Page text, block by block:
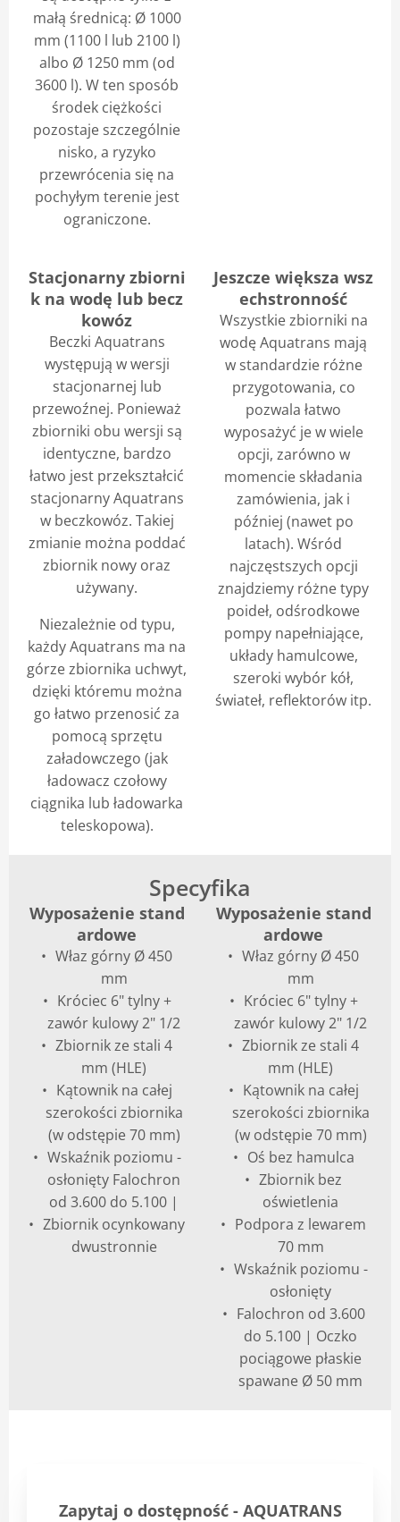
małą średnicą: Ø 1000
mm (1100 l lub 2100 l)
albo Ø 1250 mm (od
3600 l). W ten sposób
środek ciężkości
pozostaje szczególnie
nisko, a ryzyko
przewrócenia się na
pochyłym terenie jest
ograniczone.
Stacjonarny zbiorni
k na wodę lub becz
kowóz
Beczki Aquatrans
występują w wersji
stacjonarnej lub
przewoźnej. Ponieważ
zbiorniki obu wersji są
identyczne, bardzo
łatwo jest przekształcić
stacjonarny Aquatrans
w beczkowóz. Takiej
zmianie można poddać
zbiornik nowy oraz
używany.
Niezależnie od typu,
każdy Aquatrans ma na
górze zbiornika uchwyt,
dzięki któremu można
go łatwo przenosić za
pomocą sprzętu
załadowczego (jak
ładowacz czołowy
ciągnika lub ładowarka
teleskopowa).
Jeszcze większa wsz
echstronność
Wszystkie zbiorniki na
wodę Aquatrans mają
w standardzie różne
przygotowania, co
pozwala łatwo
wyposażyć je w wiele
opcji, zarówno w
momencie składania
zamówienia, jak i
później (nawet po
latach). Wśród
najczęstszych opcji
znajdziemy różne typy
poideł, odśrodkowe
pompy napełniające,
układy hamulcowe,
szeroki wybór kół,
świateł, reflektorów itp.
Specyfika
Wyposażenie stand
ardowe
Właz górny Ø 450
mm
Króciec 6" tylny +
zawór kulowy 2" 1/2
Zbiornik ze stali 4
mm (HLE)
Kątownik na całej
szerokości zbiornika
(w odstępie 70 mm)
Wskaźnik poziomu -
osłonięty Falochron
od 3.600 do 5.100 |
Zbiornik ocynkowany
dwustronnie
Wyposażenie stand
ardowe
Właz górny Ø 450
mm
Króciec 6" tylny +
zawór kulowy 2" 1/2
Zbiornik ze stali 4
mm (HLE)
Kątownik na całej
szerokości zbiornika
(w odstępie 70 mm)
Oś bez hamulca
Zbiornik bez
oświetlenia
Podpora z lewarem
70 mm
Wskaźnik poziomu -
osłonięty
Falochron od 3.600
do 5.100 | Oczko
pociągowe płaskie
spawane Ø 50 mm
Zapytaj o dostępność - AQUATRANS